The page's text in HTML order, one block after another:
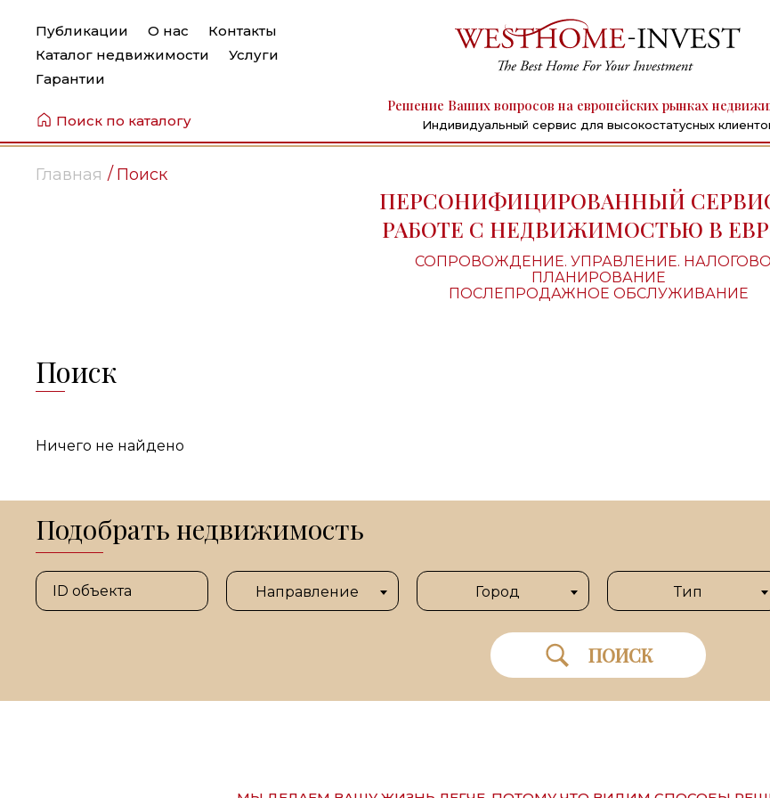
Публикации О нас
Контакты
Каталог недвижимости
Услуги
Гарантии
Поиск по каталогу
Решение Ваших вопросов на европейских рынках
Индивидуальный сервис для высокостатусных
Главная Поиск
ПЕРСОНИФИЦИРОВАННЫЙ
РАБОТЕ С НЕДВИЖИМОСТЬЮ В
СОПРОВОЖДЕНИЕ. УПРАВЛЕНИЕ.
ПЛАНИРОВАНИЕ
ПОСЛЕПРОДАЖНОЕ ОБСЛУЖИВАНИЕ
Поиск
Ничего не найдено
Подобрать недвижимость
Направление Город Тип
ПОИСК